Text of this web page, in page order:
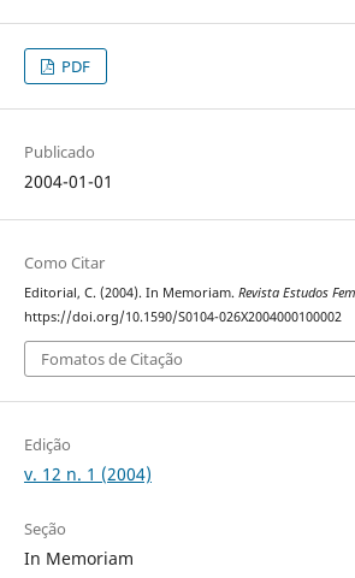
PDF
Publicado
2004-01-01
Como Citar
Editorial, C. (2004). In Memoriam. Revista Estudos
https://doi.org/10.1590/S0104-026X2004000100002
Fomatos de Citação
Edição
v. 12 n. 1 (2004)
Seção
In Memoriam